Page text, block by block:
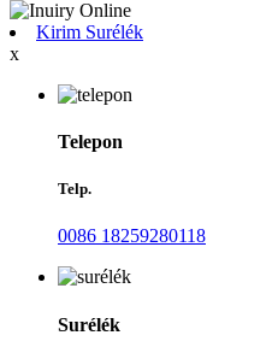
Kirim Surélék
x
Telepon
Telp.
0086 18259280118
Surélék